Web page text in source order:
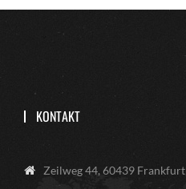
KONTAKT
Zeilweg 44, 60439 Frankfurt